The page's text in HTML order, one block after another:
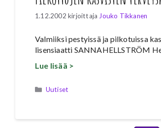
1.12.2002 kirjoittaja Jouko Tikkanen
Valmiiksi pestyissä ja pilkotuissa
lisensiaatti SANNAHELLSTRÖM
Lue lisää >
Kategoriat
Uutiset